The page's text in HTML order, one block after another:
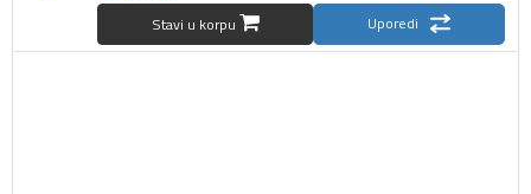
Stavi u korpu Uporedi